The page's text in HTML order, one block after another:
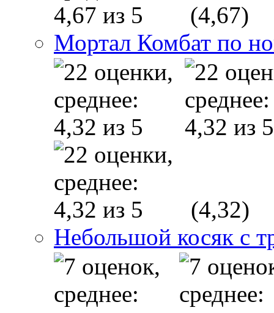
(4,67)
Мортал Комбат по
(4,32)
Небольшой косяк с